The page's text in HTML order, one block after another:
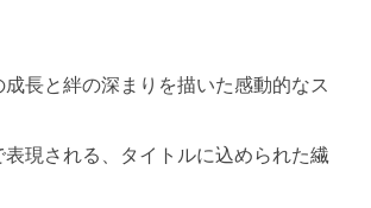
長と絆の深まりを描いた感動的なス
表現される、タイトルに込められた繊